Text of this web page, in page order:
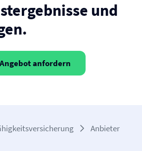
und
anfordern
Anbieter